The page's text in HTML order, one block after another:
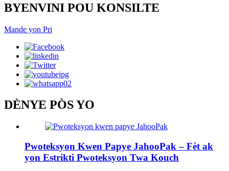
BYENVINI POU KONSILTE
Mande yon Pri
DÈNYE PÒS YO
Pwoteksyon Kwen Papye JahooPak – Fèt ak
yon Estrikti Pwoteksyon Twa Kouch